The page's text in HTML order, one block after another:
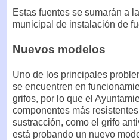
Estas fuentes se sumarán a
municipal de instalación de
Nuevos modelos
Uno de los principales
se encuentren en
grifos, por lo que el
componentes más
sustracción, como el grifo
está probando un nuevo